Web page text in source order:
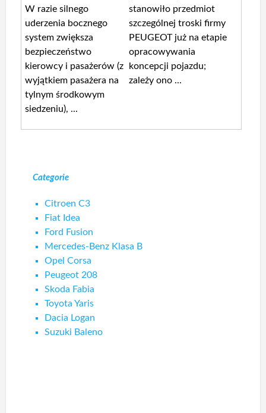
W razie silnego
uderzenia bocznego
system zwiększa
bezpieczeństwo
kierowcy i pasażerów (z
wyjątkiem pasażera na
tylnym środkowym
siedzeniu), ...
stanowiło przedmiot
szczególnej troski firmy
PEUGEOT już na etapie
opracowywania
koncepcji pojazdu;
zależy ono ...
Categorie
Citroen C3
Fiat Idea
Ford Fusion
Mercedes-Benz Klasa B
Opel Corsa
Peugeot 208
Skoda Fabia
Toyota Yaris
Dacia Logan
Suzuki Baleno